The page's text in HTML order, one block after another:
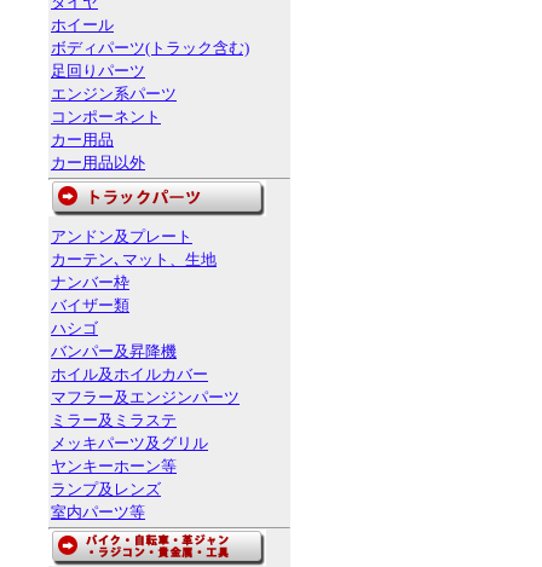
ホイール
ボディパーツ(トラック含む)
足回りパーツ
エンジン系パーツ
コンポーネント
カー用品
カー用品以外
アンドン及プレート
カーテン､マット、生地
ナンバー枠
バイザー類
ハシゴ
バンパー及昇降機
ホイル及ホイルカバー
マフラー及エンジンパーツ
ミラー及ミラステ
メッキパーツ及グリル
ヤンキーホーン等
ランプ及レンズ
室内パーツ等